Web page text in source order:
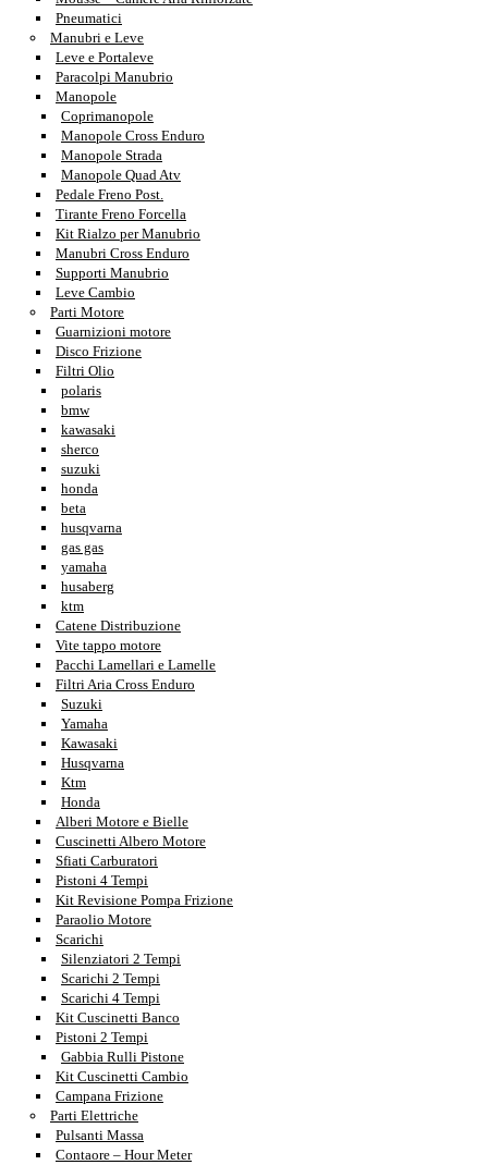
Pneumatici
Manubri e Leve
Leve e Portaleve
Paracolpi Manubrio
Manopole
Coprimanopole
Manopole Cross Enduro
Manopole Strada
Manopole Quad Atv
Pedale Freno Post.
Tirante Freno Forcella
Kit Rialzo per Manubrio
Manubri Cross Enduro
Supporti Manubrio
Leve Cambio
Parti Motore
Guarnizioni motore
Disco Frizione
Filtri Olio
polaris
bmw
kawasaki
sherco
suzuki
honda
beta
husqvarna
gas gas
yamaha
husaberg
ktm
Catene Distribuzione
Vite tappo motore
Pacchi Lamellari e Lamelle
Filtri Aria Cross Enduro
Suzuki
Yamaha
Kawasaki
Husqvarna
Ktm
Honda
Alberi Motore e Bielle
Cuscinetti Albero Motore
Sfiati Carburatori
Pistoni 4 Tempi
Kit Revisione Pompa Frizione
Paraolio Motore
Scarichi
Silenziatori 2 Tempi
Scarichi 2 Tempi
Scarichi 4 Tempi
Kit Cuscinetti Banco
Pistoni 2 Tempi
Gabbia Rulli Pistone
Kit Cuscinetti Cambio
Campana Frizione
Parti Elettriche
Pulsanti Massa
Contaore – Hour Meter